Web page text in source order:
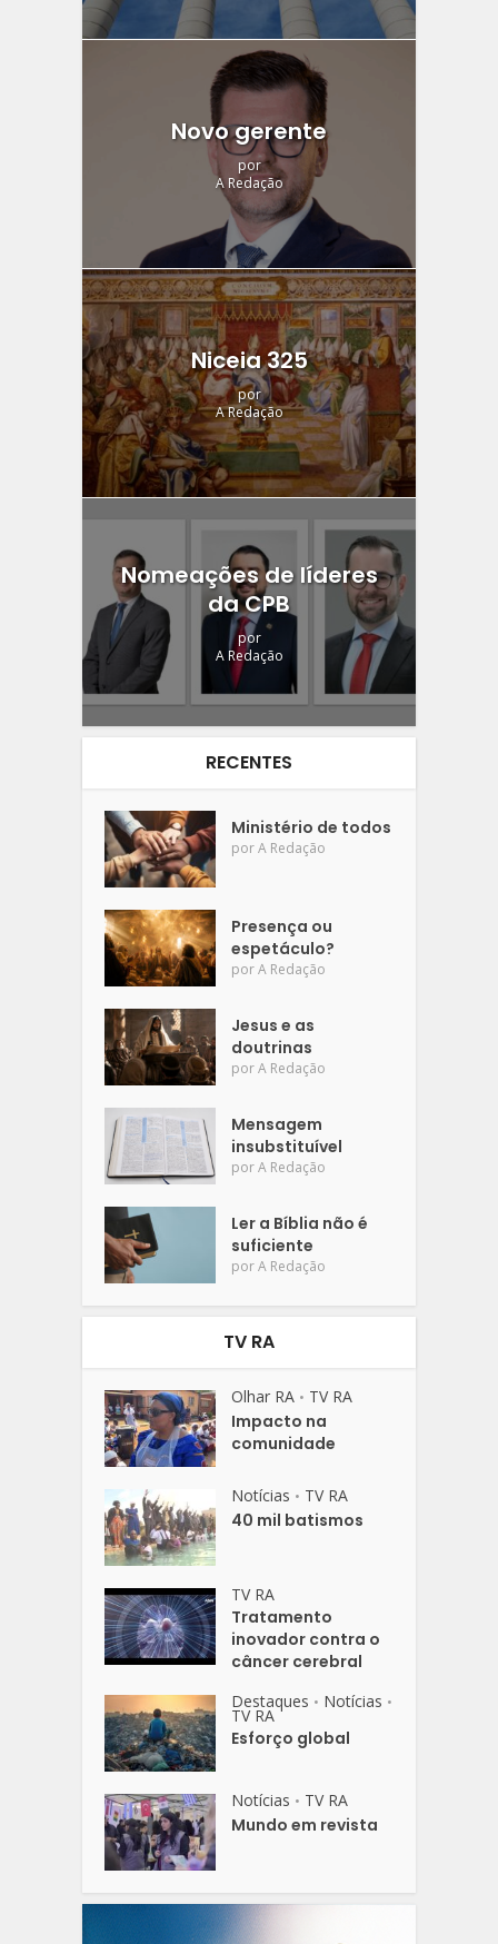
Novo gerente
por
A Redação
Niceia 325
por
A Redação
Nomeações de líderes
da CPB
por
A Redação
RECENTES
Ministério de todos
porA Redação
Presença ou
espetáculo?
porA Redação
Jesus e as
doutrinas
porA Redação
Mensagem
insubstituível
porA Redação
Ler a Bíblia não é
suficiente
porA Redação
TV RA
Olhar RA • TV RA
Impacto na
comunidade
Notícias • TV RA
40 mil batismos
TV RA
Tratamento
inovador contra o
câncer cerebral
Destaques • Notícias •
TV RA
Esforço global
Notícias • TV RA
Mundo em revista